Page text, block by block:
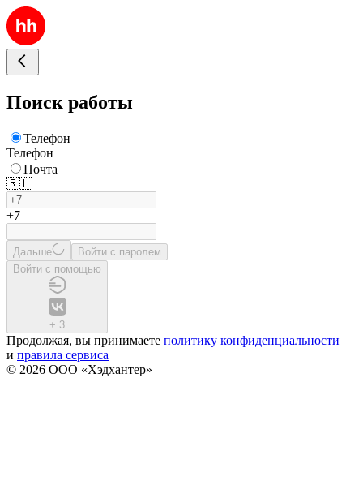
Поиск работы
Телефон
Телефон
Почта
🇷🇺
+7
Дальше
Войти с паролем
Войти с помощью
+ 3
Продолжая, вы принимаете политику конфиденциальности
и правила сервиса
© 2026 ООО «Хэдхантер»